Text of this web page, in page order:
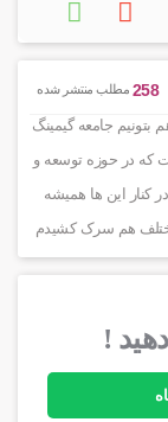
258 مطلب منتشر شده
جامعه گیمینگ
که در حوزه توسعه و
کنار این ها همیشه
هم سرک کشیدم
!